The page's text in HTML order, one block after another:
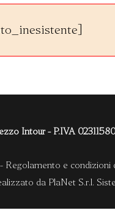
Intour - P.IVA
Regolamento e condizioni
da PlaNet S.r.l.